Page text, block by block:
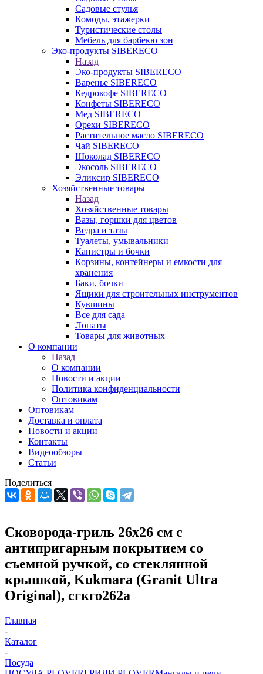
Садовые стулья
Комоды, этажерки
Туристические столы
Мебель для барбекю зон
Эко-продукты SIBERECO
Назад
Эко-продукты SIBERECO
Варенье SIBERECO
Кедрокофе SIBERECO
Конфеты SIBERECO
Мед SIBERECO
Орехи SIBERECO
Растительное масло SIBERECO
Чай SIBERECO
Шоколад SIBERECO
Экосоль SIBERECO
Эликсир SIBERECO
Хозяйственные товары
Назад
Хозяйственные товары
Вазы, горшки для цветов
Ведра и тазы
Туалеты, умывальники
Канистры и бочки
Корзины, контейнеры и емкости для
хранения
Баки, бочки
Ящики для строительных инструментов
Кувшины
Все для сада
Лопаты
Товары для животных
О компании
Назад
О компании
Новости и акции
Политика конфиденциальности
Оптовикам
Оптовикам
Доставка и оплата
Новости и акции
Контакты
Видеообзоры
Статьи
Поделиться
Сковорода-гриль 26х26 см с
антипригарным покрытием со
съемной ручкой, со стеклянной
крышкой, Kukmara (Granit Ultra
Original), сгкго262а
Главная
-
Каталог
-
Посуда